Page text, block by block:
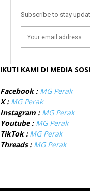
Subscribe to stay
IKUTI KAMI DI MEDIA
Facebook : MG Perak
X : MG Perak
Instagram : MG Perak
Youtube : MG Perak
TikTok : MG Perak
Threads : MG Perak